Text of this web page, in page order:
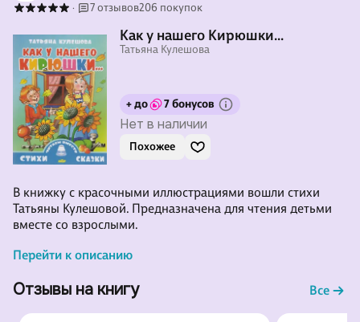
· 7 отзывов206 покупок
Как у нашего Кирюшки...
Татьяна Кулешова
+ до 7 бонусов
Нет в наличии
Похожее
В книжку с красочными иллюстрациями вошли стихи
Татьяны Кулешовой. Предназначена для чтения детьми
вместе со взрослыми.
Перейти к описанию
Отзывы на книгу Все